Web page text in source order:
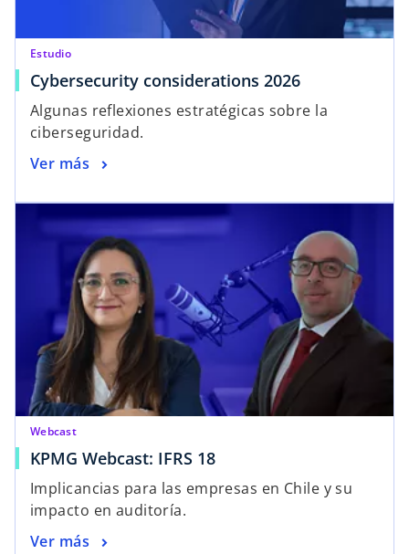
Estudio
Cybersecurity considerations 2026
Algunas reflexiones estratégicas sobre la
ciberseguridad.
Ver más
Webcast
KPMG Webcast: IFRS 18
Implicancias para las empresas en Chile y su
impacto en auditoría.
Ver más